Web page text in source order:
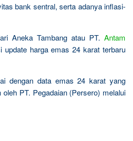
bank sentral, serta adanya inflasi-
Aneka Tambang atau PT. Antam
update harga emas 24 karat terbaru
dengan data emas 24 karat yang
PT. Pegadaian (Persero) melalui